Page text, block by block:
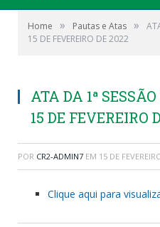
Home » Pautas e Atas »
15 DE FEVEREIRO DE 2022
ATA DA 1ª
15 DE FEVEREIRO
POR CR2-ADMIN7 EM 15 DE
Clique aqui para